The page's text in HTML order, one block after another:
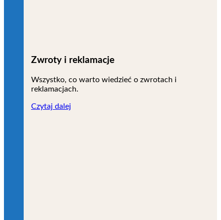
Zwroty i reklamacje
Wszystko, co warto wiedzieć o zwrotach i
reklamacjach.
Czytaj dalej